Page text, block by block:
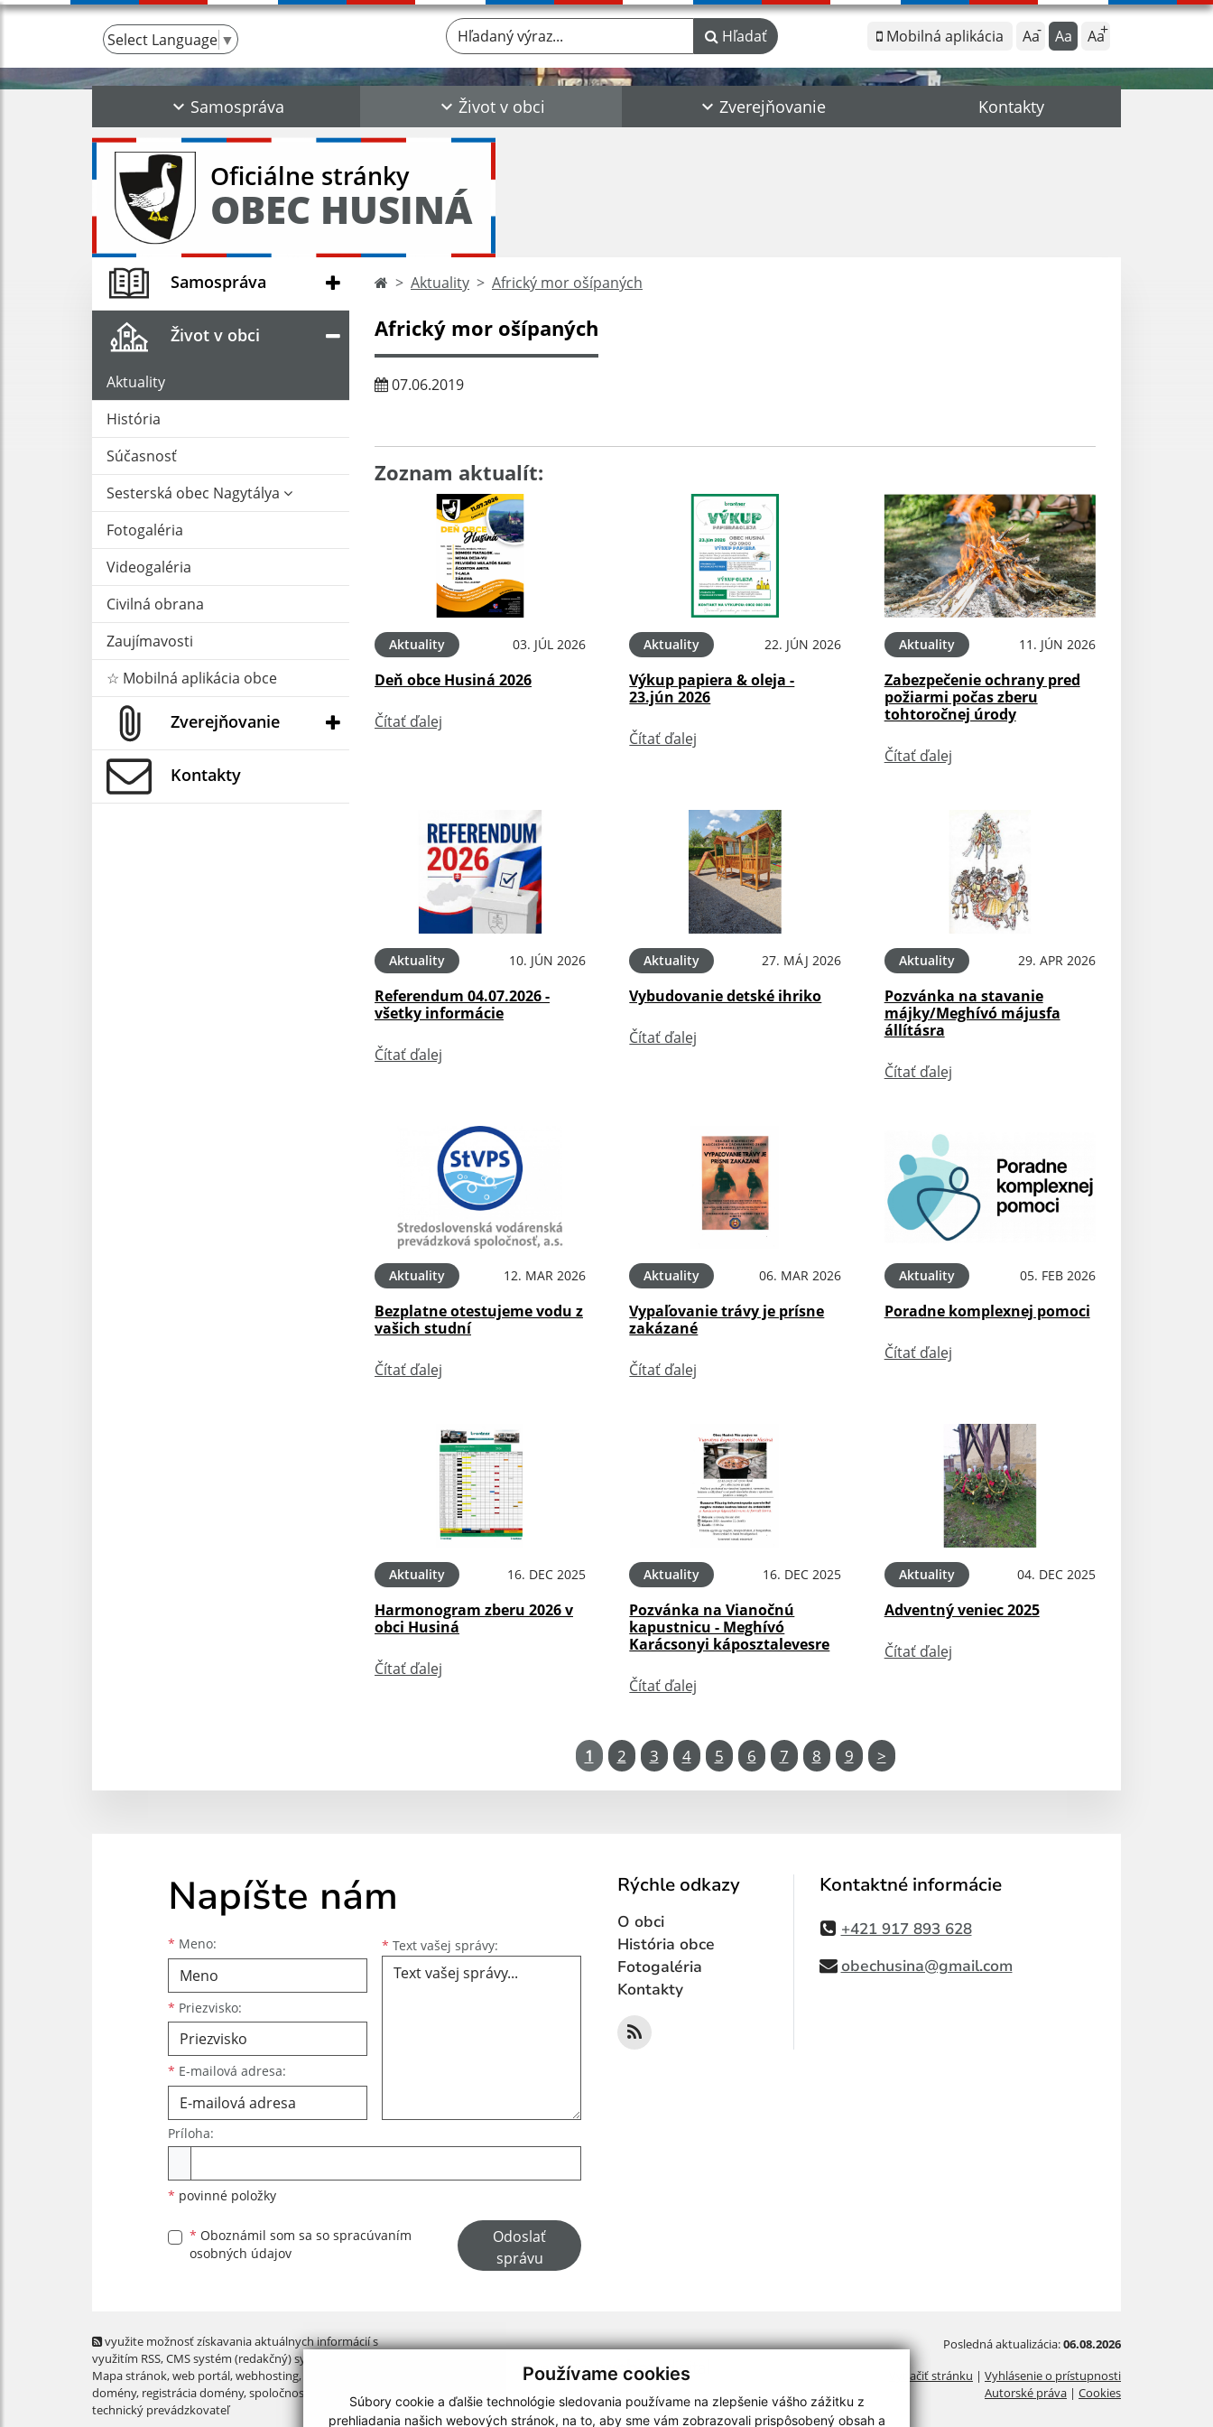
Používame cookies
Súbory cookie a ďalšie technológie sledovania používame na zlepšenie vášho zážitku z
prehliadania našich webových stránok, na to, aby sme vám zobrazovali prispôsobený obsah a
Select Language ▼ Mobilná aplikácia Aa Aa Aa
Hľadaný výraz... Hľadať
Samospráva Život v obci Zverejňovanie Kontakty
Oficiálne stránky
OBEC HUSINÁ
Samospráva
Život v obci
Aktuality
História
Súčasnosť
Sesterská obec Nagytálya
Fotogaléria
Videogaléria
Civilná obrana
Zaujímavosti
☆ Mobilná aplikácia obce
Zverejňovanie
Kontakty
Aktuality Africký mor ošípaných
Africký mor ošípaných
07.06.2019
Zoznam aktualít:
Aktuality 03. JÚL 2026
Deň obce Husiná 2026
Čítať ďalej
Aktuality 22. JÚN 2026
Výkup papiera & oleja -
23.jún 2026
Čítať ďalej
Aktuality 11. JÚN 2026
Zabezpečenie ochrany pred
požiarmi počas zberu
tohtoročnej úrody
Čítať ďalej
Aktuality 10. JÚN 2026
Referendum 04.07.2026 -
všetky informácie
Čítať ďalej
Aktuality 27. MÁJ 2026
Vybudovanie detské ihriko
Čítať ďalej
Aktuality 29. APR 2026
Pozvánka na stavanie
májky/Meghívó májusfa
állításra
Čítať ďalej
Aktuality 12. MAR 2026
Bezplatne otestujeme vodu z
vašich studní
Čítať ďalej
Aktuality 06. MAR 2026
Vypaľovanie trávy je prísne
zakázané
Čítať ďalej
Aktuality 05. FEB 2026
Poradne komplexnej pomoci
Čítať ďalej
Aktuality 16. DEC 2025
Harmonogram zberu 2026 v
obci Husiná
Čítať ďalej
Aktuality 16. DEC 2025
Pozvánka na Vianočnú
kapustnicu - Meghívó
Karácsonyi káposztalevesre
Čítať ďalej
Aktuality 04. DEC 2025
Adventný veniec 2025
Čítať ďalej
1 2 3 4 5 6 7 8 9 >
Napíšte nám
* Meno:
Meno
* Priezvisko:
Priezvisko
* E-mailová adresa:
E-mailová adresa * Text vašej správy: Text vašej správy...
Príloha:
* povinné položky
* Oboznámil som sa so spracúvaním
osobných údajov
Google reCaptcha Response
Odoslať
správu
Rýchle odkazy
O obci
História obce
Fotogaléria
Kontakty
Kontaktné informácie
+421 917 893 628
obechusina@gmail.com
využite možnosť získavania aktuálnych informácií s
využitím RSS, CMS systém (redakčný) systém ECHELON 2,
Mapa stránok,web portál,webhosting,
domény, registrácia domény,spoločnosť webex.digital, s.r.o.
technický prevádzkovateľ
Posledná aktualizácia:06.08.2026
Vytlačiť stránku | Vyhlásenie o prístupnosti
Autorské práva | Cookies
webdesign|